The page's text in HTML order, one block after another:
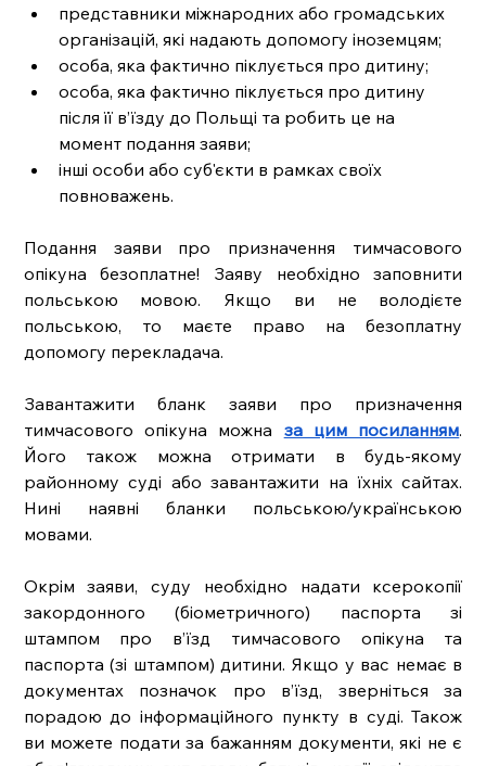
представники міжнародних або громадських
організацій, які надають допомогу іноземцям;
особа, яка фактично піклується про дитину;
особа, яка фактично піклується про дитину
після її в’їзду до Польщі та робить це на
момент подання заяви;
інші особи або суб'єкти в рамках своїх
повноважень.
Подання заяви про призначення тимчасового
опікуна безоплатне! Заяву необхідно заповнити
польською мовою. Якщо ви не володієте
польською, то маєте право на безоплатну
допомогу перекладача.
Завантажити бланк заяви про призначення
тимчасового опікуна можна за цим посиланням.
Його також можна отримати в будь-якому
районному суді або завантажити на їхніх сайтах.
Нині наявні бланки польською/українською
мовами.
Окрім заяви, суду необхідно надати ксерокопії
закордонного (біометричного) паспорта зі
штампом про в’їзд тимчасового опікуна та
паспорта (зі штампом) дитини. Якщо у вас немає в
документах позначок про в’їзд, зверніться за
порадою до інформаційного пункту в суді. Також
ви можете подати за бажанням документи, які не є